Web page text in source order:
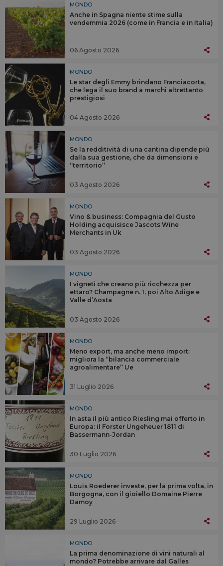
MONDO
Anche in Spagna niente stime sulla
vendemmia 2026 (come in Francia e in Italia)
06 Agosto 2026
MONDO
Le star degli Emmy brindano Franciacorta,
che lega il suo brand a marchi altrettanto
prestigiosi
04 Agosto 2026
MONDO
Se la redditività di una cantina dipende più
dalla sua gestione, che da dimensioni e
“territorio”
03 Agosto 2026
MONDO
Vino & business: Compagnia del Gusto
Holding acquisisce Jascots Wine
Merchants in Uk
03 Agosto 2026
MONDO
I vigneti che creano più ricchezza per
ettaro? Champagne n. 1, poi Alto Adige e
Valle d’Aosta
03 Agosto 2026
MONDO
Meno export, ma anche meno import:
migliora la “bilancia commerciale
agroalimentare” Ue
31 Luglio 2026
MONDO
In asta il più antico Riesling mai offerto in
Europa: il Forster Ungeheuer 1811 di
Bassermann-Jordan
30 Luglio 2026
MONDO
Louis Roederer investe, per la prima volta, in
Borgogna, con il gioiello Domaine Pierre
Damoy
29 Luglio 2026
MONDO
La prima denominazione di vini naturali al
mondo? Potrebbe arrivare dal Galles